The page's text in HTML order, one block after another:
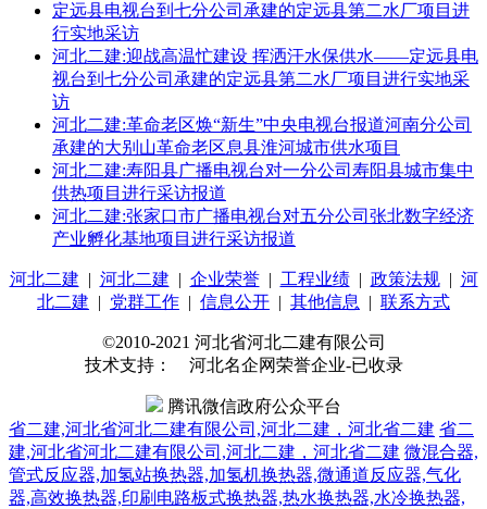
定远县电视台到七分公司承建的定远县第二水厂项目进
行实地采访
河北二建:迎战高温忙建设 挥洒汗水保供水——定远县电
视台到七分公司承建的定远县第二水厂项目进行实地采
访
河北二建:革命老区焕“新生”中央电视台报道河南分公司
承建的大别山革命老区息县淮河城市供水项目
河北二建:寿阳县广播电视台对一分公司寿阳县城市集中
供热项目进行采访报道
河北二建:张家口市广播电视台对五分公司张北数字经济
产业孵化基地项目进行采访报道
河北二建 | 河北二建 | 企业荣誉| 工程业绩| 政策法规| 河
北二建 | 党群工作 | 信息公开 | 其他信息 | 联系方式
©2010-2021 河北省河北二建有限公司
技术支持： 河北名企网荣誉企业-已收录
腾讯微信政府公众平台
省二建,河北省河北二建有限公司,河北二建，河北省二建 省二
建,河北省河北二建有限公司,河北二建，河北省二建 微混合器,
管式反应器,加氢站换热器,加氢机换热器,微通道反应器,气化
器,高效换热器,印刷电路板式换热器,热水换热器,水冷换热器,